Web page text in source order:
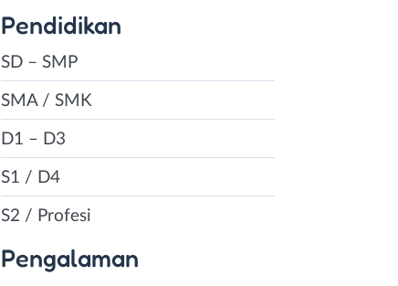
Pendidikan
SD – SMP
SMA / SMK
D1 – D3
S1 / D4
S2 / Profesi
Pengalaman